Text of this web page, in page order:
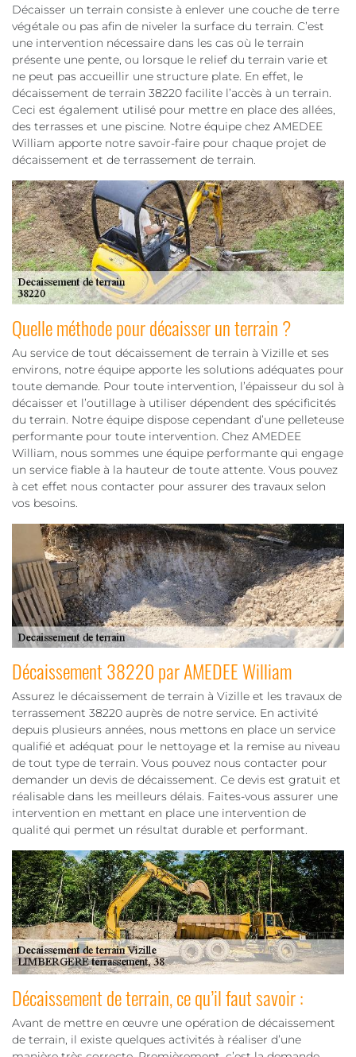
Décaisser un terrain consiste à enlever une couche de terre
végétale ou pas afin de niveler la surface du terrain. C’est
une intervention nécessaire dans les cas où le terrain
présente une pente, ou lorsque le relief du terrain varie et
ne peut pas accueillir une structure plate. En effet, le
décaissement de terrain 38220 facilite l’accès à un terrain.
Ceci est également utilisé pour mettre en place des allées,
des terrasses et une piscine. Notre équipe chez AMEDEE
William apporte notre savoir-faire pour chaque projet de
décaissement et de terrassement de terrain.
Quelle méthode pour décaisser un terrain ?
Au service de tout décaissement de terrain à Vizille et ses
environs, notre équipe apporte les solutions adéquates pour
toute demande. Pour toute intervention, l’épaisseur du sol à
décaisser et l’outillage à utiliser dépendent des spécificités
du terrain. Notre équipe dispose cependant d’une pelleteuse
performante pour toute intervention. Chez AMEDEE
William, nous sommes une équipe performante qui engage
un service fiable à la hauteur de toute attente. Vous pouvez
à cet effet nous contacter pour assurer des travaux selon
vos besoins.
Décaissement 38220 par AMEDEE William
Assurez le décaissement de terrain à Vizille et les travaux de
terrassement 38220 auprès de notre service. En activité
depuis plusieurs années, nous mettons en place un service
qualifié et adéquat pour le nettoyage et la remise au niveau
de tout type de terrain. Vous pouvez nous contacter pour
demander un devis de décaissement. Ce devis est gratuit et
réalisable dans les meilleurs délais. Faites-vous assurer une
intervention en mettant en place une intervention de
qualité qui permet un résultat durable et performant.
Décaissement de terrain, ce qu’il faut savoir :
Avant de mettre en œuvre une opération de décaissement
de terrain, il existe quelques activités à réaliser d’une